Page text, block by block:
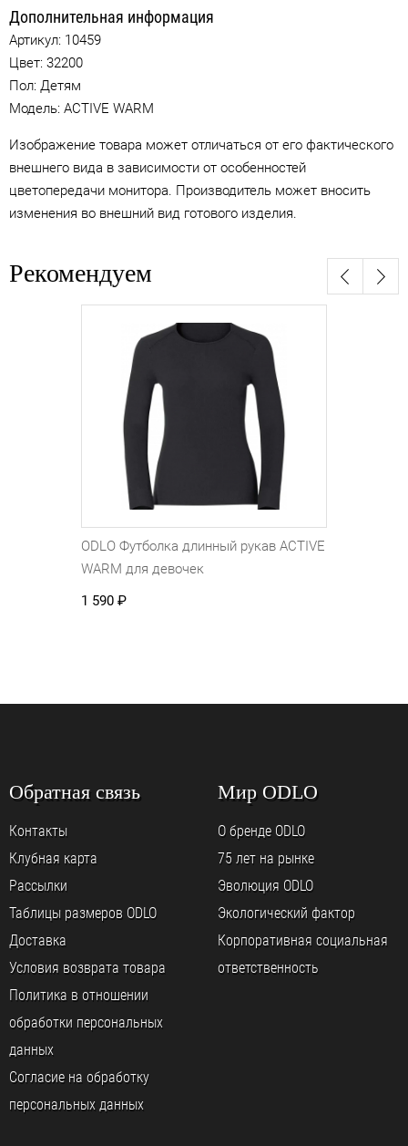
Дополнительная информация
Артикул: 10459
Цвет: 32200
Пол: Детям
Модель: ACTIVE WARM
Изображение товара может отличаться от его фактического
внешнего вида в зависимости от особенностей
цветопередачи монитора. Производитель может вносить
изменения во внешний вид готового изделия.
Рекомендуем
ODLO Футболка длинный рукав ACTIVE
WARM для девочек
1 590 ₽
Обратная связь
Контакты
Клубная карта
Рассылки
Таблицы размеров ODLO
Доставка
Условия возврата товара
Политика в отношении
обработки персональных
данных
Согласие на обработку
персональных данных
Мир ODLO
О бренде ODLO
75 лет на рынке
Эволюция ODLO
Экологический фактор
Корпоративная социальная
ответственность